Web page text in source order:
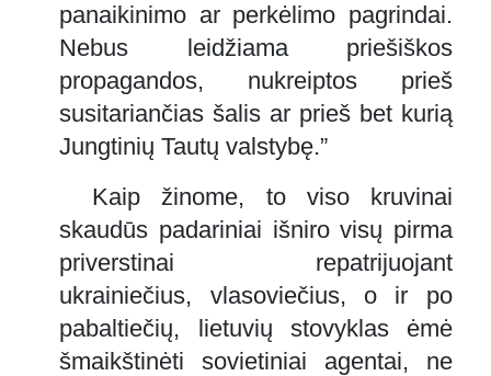
panaikinimo ar perkėlimo pagrindai.
Nebus leidžiama priešiškos
propagandos, nukreiptos prieš
susitariančias šalis ar prieš bet kurią
Jungtinių Tautų valstybę.”
Kaip žinome, to viso kruvinai
skaudūs padariniai išniro visų pirma
priverstinai repatrijuojant
ukrainiečius, vlasoviečius, o ir po
pabaltiečių, lietuvių stovyklas ėmė
šmaikštinėti sovietiniai agentai, ne